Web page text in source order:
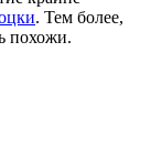
. Тем более,
похожи.